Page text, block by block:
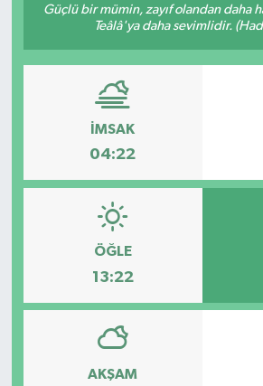
Güçlü bir mümin, zayıf olandan daha
Teâlâ'ya daha sevimlidir.
İMSAK
04:22
ÖĞLE
13:22
AKŞAM